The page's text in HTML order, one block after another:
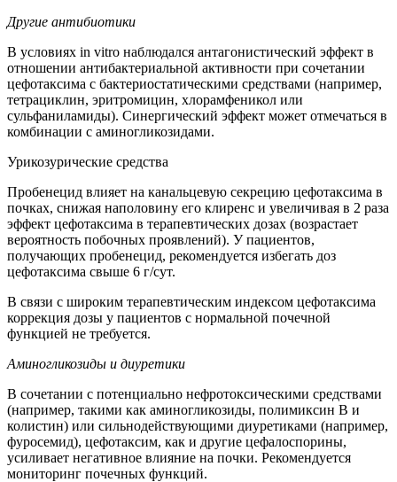
Другие антибиотики
В условиях in vitro наблюдался антагонистический эффект в
отношении антибактериальной активности при сочетании
цефотаксима с бактериостатическими средствами (например,
тетрациклин, эритромицин, хлорамфеникол или
сульфаниламиды). Синергический эффект может отмечаться в
комбинации с аминогликозидами.
Урикозурические средства
Пробенецид влияет на канальцевую секрецию цефотаксима в
почках, снижая наполовину его клиренс и увеличивая в 2 раза
эффект цефотаксима в терапевтических дозах (возрастает
вероятность побочных проявлений). У пациентов,
получающих пробенецид, рекомендуется избегать доз
цефотаксима свыше 6 г/сут.
В связи с широким терапевтическим индексом цефотаксима
коррекция дозы у пациентов с нормальной почечной
функцией не требуется.
Аминогликозиды и диуретики
В сочетании с потенциально нефротоксическими средствами
(например, такими как аминогликозиды, полимиксин В и
колистин) или сильнодействующими диуретиками (например,
фуросемид), цефотаксим, как и другие цефалоспорины,
усиливает негативное влияние на почки. Рекомендуется
мониторинг почечных функций.